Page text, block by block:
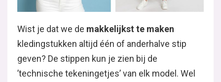
Wist je dat we de makkelijkst te maken
kledingstukken altijd één of anderhalve stip
geven? De stippen kun je zien bij de
’technische tekeningetjes’ van elk model. Wel